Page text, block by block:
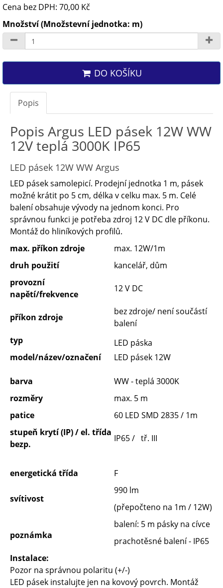
Cena bez DPH: 70,00 Kč
Množství (Množstevní jednotka: m)
DO KOŠÍKU
Popis
Popis Argus LED pásek 12W WW
12V teplá 3000K IP65
LED pásek 12W WW Argus
LED pásek samolepicí. Prodejní jednotka 1 m, pásek
možné krátit po 5 cm, délka v celku max. 5 m. Celé
balení obsahuje vývody na jednom konci. Pro
správnou funkci je potřeba zdroj 12 V DC dle příkonu.
Montáž do hliníkových profilů.
max. příkon zdroje
max. 12W/1m
druh použití
kancelář, dům
provozní
napětí/frekvence
12 V DC
příkon zdroje
bez zdroje/ není součástí
balení
typ
LED páska
model/název/označení
LED pásek 12W
barva
WW - teplá 3000K
rozměry
max. 5 m
patice
60 LED SMD 2835 / 1m
stupeň krytí (IP) / el. třída
bezp.
IP65 / tř. III
energetická třída F
svítivost
990 lm
(přepočteno na 1m / 12W)
poznámka
balení: 5 m pásky na cívce
prachotěsné balení - IP65
Instalace:
Pozor na správnou polaritu (+/-)
LED pásek instalujte jen na kovový povrch. Montáž